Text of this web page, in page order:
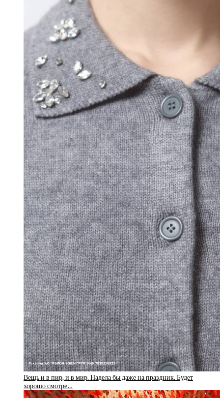
Вещь и в пир, и в мир. Надела бы даже на праздник. Будет
хорошо смотре…